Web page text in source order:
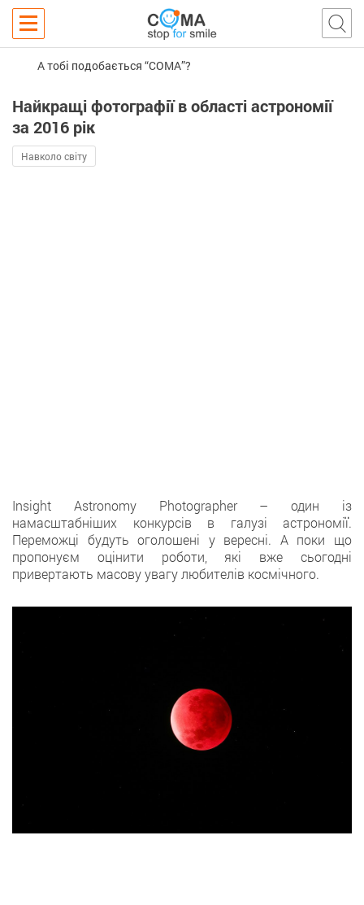
А тобі подобається “COMA”?
Найкращі фотографії в області астрономії
за 2016 рік
Навколо світу
Insight Astronomy Photographer – один із
намасштабніших конкурсів в галузі астрономії.
Переможці будуть оголошені у вересні. А поки що
пропонуєм оцінити роботи, які вже сьогодні
привертають масову увагу любителів космічного.